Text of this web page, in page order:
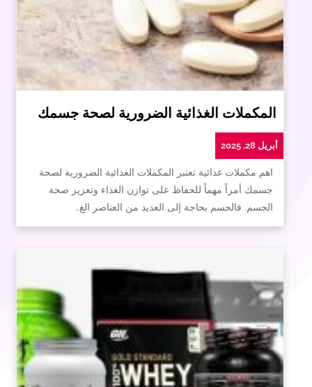
المكملات الغذائية الضرورية لصحة جسمك
أبريل 28, 2025
اهم مكملات غذائية تعتبر المكملات الغذائية الضرورية لصحة
جسمك أمراً مهماً للحفاظ على توازن الغذاء وتعزيز صحة
الجسم. فالجسم بحاجة إلى العديد من العناصر الغ…